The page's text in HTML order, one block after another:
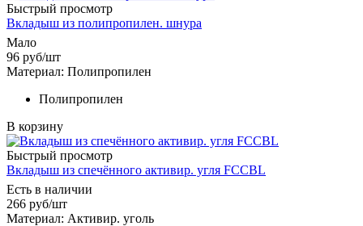
Быстрый просмотр
Вкладыш из полипропилен. шнура
Мало
96 руб/шт
Материал: Полипропилен
Полипропилен
В корзину
Быстрый просмотр
Вкладыш из спечённого активир. угля FCCBL
Есть в наличии
266 руб/шт
Материал: Активир. уголь